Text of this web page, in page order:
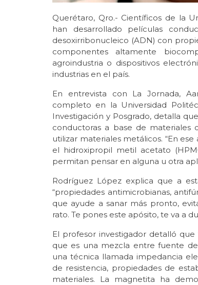
Querétaro, Qro.- Científicos de la
han desarrollado películas
desoxirribonucleico (ADN) con
componentes altamente
agroindustria o dispositivos
industrias en el país.
En entrevista con La Jornada,
completo en la Universidad
Investigación y Posgrado, detalla
conductoras a base de materiales
utilizar materiales metálicos. “En
el hidroxipropil metil acetato
permitan pensar en alguna u otra
Rodríguez López explica que a
“propiedades antimicrobianas,
que ayude a sanar más pronto,
rato. Te pones este apósito, te va a
El profesor investigador detalló
que es una mezcla entre fuente
una técnica llamada impedancia
de resistencia, propiedades de
materiales. La magnetita ha